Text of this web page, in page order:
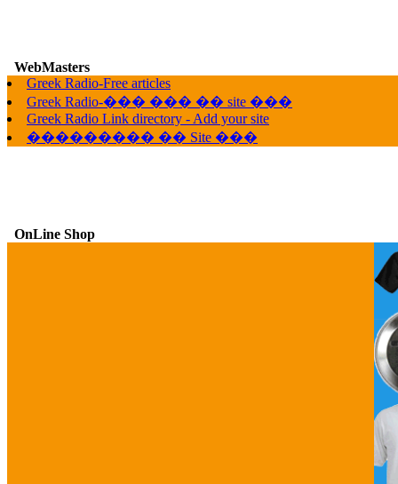
WebMasters
Greek Radio-Free articles
Greek Radio-��� ��� �� site ���
Greek Radio Link directory - Add your site
��������� �� Site ���
OnLine Shop